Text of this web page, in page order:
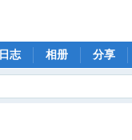
日志 相册 分享